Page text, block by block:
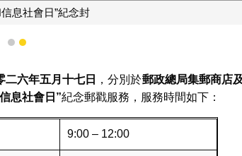
息社會日”紀念封
1 2
二六年五月十七日 ，分別於郵政總局集郵商店
息社會日 ”紀念郵戳服務，服務時間如下：
9:00 – 12:00